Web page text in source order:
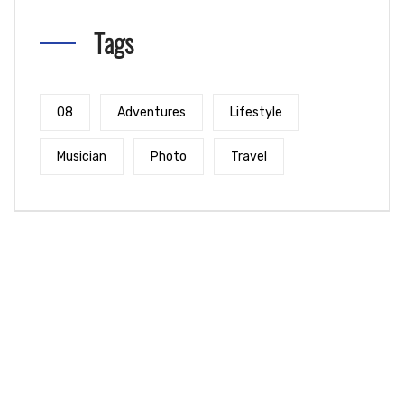
Tags
08 Adventures Lifestyle
Musician Photo Travel